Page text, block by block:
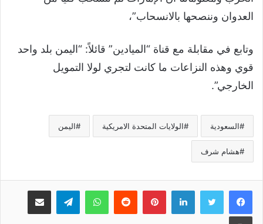
العدوان وننصحها بالانسحاب”،
وتابع في مقابلة مع قناة “الميادين” قائلاً: “اليمن بلد واحد
قوي وهذه النزاعات ما كانت لتجري لولا التمويل
الخارجي”.
السعودية الولايات المتحدة الامريكية اليمن
هشام شرف
لينكدإنبينتيريست واتسابتيلقرام مشاركة عبر البريد
طباعة